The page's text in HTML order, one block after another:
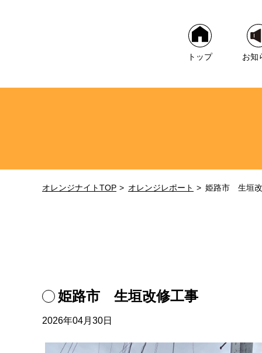
トップ お知
オレンジナイトTOP オレンジレポート 姫路市 生垣
姫路市 生垣改修工事
2026年04月30日